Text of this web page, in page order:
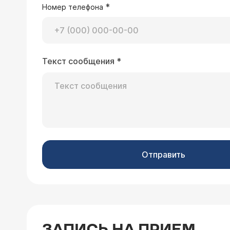
Добрый день! Прошу помочь
экстрасистол . - 757 Желудочковые ,
в пределах нормы.» 31 неделя беременности. До беременности «Эктопическая наджелудочковая активность не
зарегистрирована. Эктопическая
нормы.
Номер телефона *
Текст сообщения *
Отправить